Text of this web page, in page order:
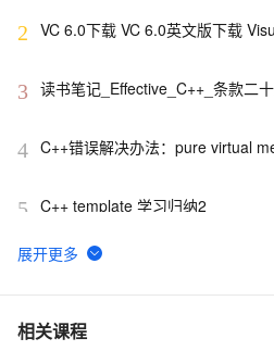
2 VC 6.0下载 VC 6.0英文版下载
3 读书笔记_Effective_C++_条款二
4 C++错误解决办法：pure virtual
5 C++ template 学习归纳2
6 c++ float 带 e 的指数
7 【C++调试】深入探索C++调试：
相关课程